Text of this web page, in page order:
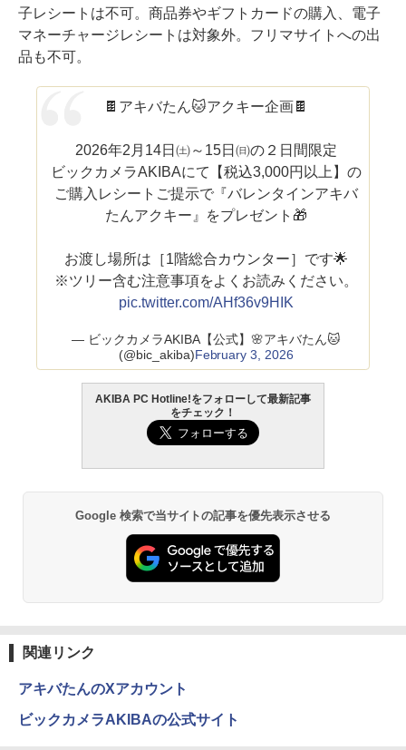
子レシートは不可。商品券やギフトカードの購入、電子
マネーチャージレシートは対象外。フリマサイトへの出
品も不可。
🍫アキバたん🐱アクキー企画🍫
2026年2月14日㈯～15日㈰の２日間限定
ビックカメラAKIBAにて【税込3,000円以上】の
ご購入レシートご提示で『バレンタインアキバ
たんアクキー』をプレゼント🎁
お渡し場所は［1階総合カウンター］です🌟
※ツリー含む注意事項をよくお読みください。
pic.twitter.com/AHf36v9HIK
— ビックカメラAKIBA【公式】🌸アキバたん🐱
(@bic_akiba)February 3, 2026
AKIBA PC Hotline!をフォローして最新記事
をチェック！
Google 検索で当サイトの記事を優先表示させる
関連リンク
アキバたんのXアカウント
ビックカメラAKIBAの公式サイト